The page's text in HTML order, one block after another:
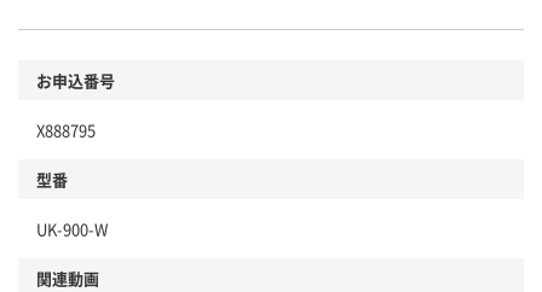
お申込番号
X888795
型番
UK-900-W
関連動画